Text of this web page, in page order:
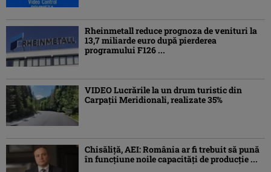
Rheinmetall reduce prognoza de venituri la
13,7 miliarde euro după pierderea
programului F126 ...
VIDEO Lucrările la un drum turistic din
Carpații Meridionali, realizate 35%
Chisăliță, AEI: România ar fi trebuit să pună
în funcțiune noile capacități de producție ...